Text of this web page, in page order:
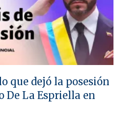
que dejó la posesión
De La Espriella en